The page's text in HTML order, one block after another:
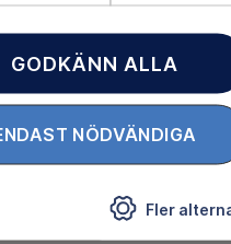
ENGAGERA DIG
Hittar du inte
GODKÄNN ALLA
NÖDVÄNDIGA
Fler